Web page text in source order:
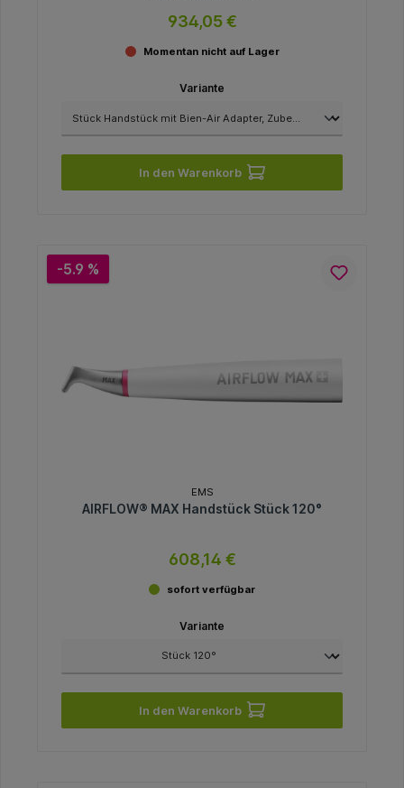
934,05 €
Momentan nicht auf Lager
Variante
In den Warenkorb
-5.9 %
EMS
AIRFLOW® MAX Handstück Stück 120°
608,14 €
sofort verfügbar
Variante
In den Warenkorb